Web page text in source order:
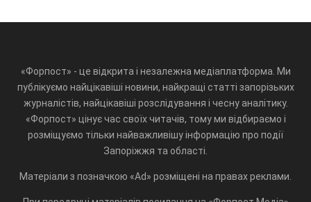
«Форпост» - це відкрита і незалежна медіаплатформа. Ми
публікуємо найцікавіші новини, найкращі статті запорізьких
журналістів, найцікавіші розслідування і чесну аналітику.
«Форпост» цінує час своїх читачів, тому ми відбираємо і
розміщуємо тільки найважливішу інформацію про події
Запоріжжя та області.
Матеріали з позначкою «Ad» розміщені на правах реклами.